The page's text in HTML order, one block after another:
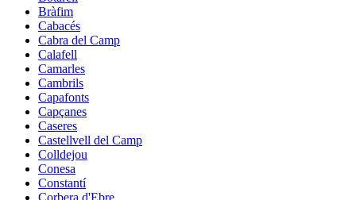
Bràfim
Cabacés
Cabra del Camp
Calafell
Camarles
Cambrils
Capafonts
Capçanes
Caseres
Castellvell del Camp
Colldejou
Conesa
Constantí
Corbera d'Ebre